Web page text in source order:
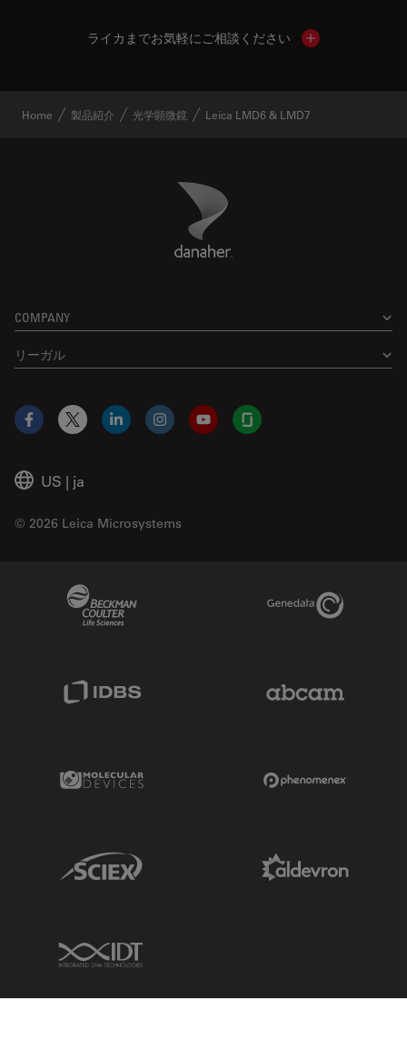
ライカまでお気軽にご相談ください Show local
Home 製品紹介 光学顕微鏡 Leica LMD6 & LMD7
Danaher Logo
COMPANY
リーガル
US | ja
© 2026 Leica Microsystems
Facebook
X LinkedInInstagramYouTubeGlassdoor
Genedata Link
Molecular Devices Link
Sciex Link
IDT Link